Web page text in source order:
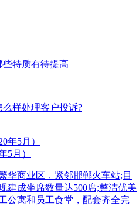
特质有待提高
样处理客户投诉?
5月）
华商业区，紧邻邯郸火车站;目
建成坐席数量达500席;整洁优美
公寓和员工食堂，配套齐全完